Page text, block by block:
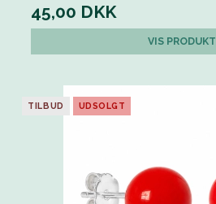
45,00 DKK
VIS PRODUKT
TILBUD UDSOLGT